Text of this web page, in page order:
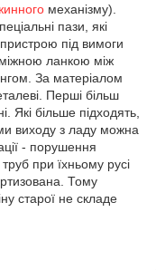
механізму).
пази, які
під вимоги
ланкою між
За матеріалом
Перші більш
Які більше підходять,
виходу з ладу можна
- порушення
при їхньому русі
Тому
старої не складе